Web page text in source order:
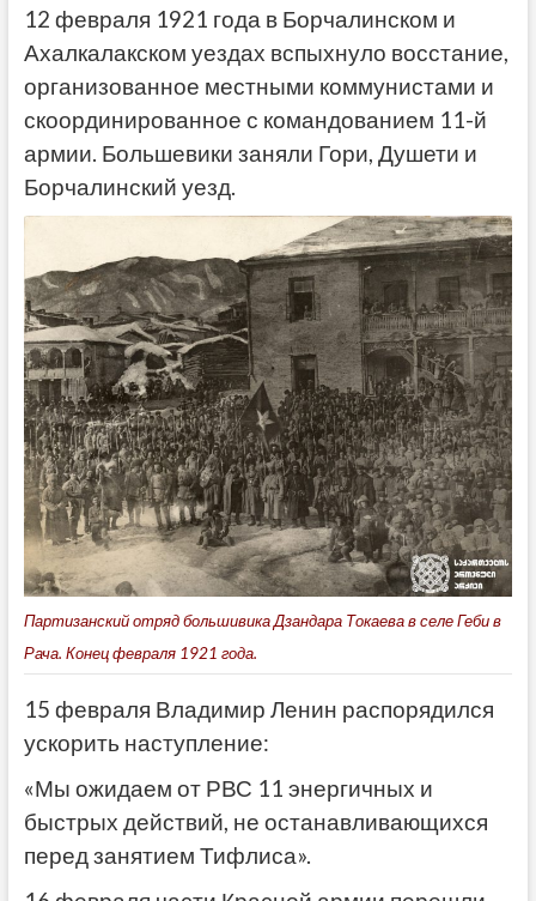
12 февраля 1921 года в Борчалинском и
Ахалкалакском уездах вспыхнуло восстание,
организованное местными коммунистами и
скоординированное с командованием 11-й
армии. Большевики заняли Гори, Душети и
Борчалинский уезд.
Партизанский отряд большивика Дзандара Токаева в селе Геби в
Рача. Конец февраля 1921 года.
15 февраля Владимир Ленин распорядился
ускорить наступление:
«Мы ожидаем от РВС 11 энергичных и
быстрых действий, не останавливающихся
перед занятием Тифлиса».